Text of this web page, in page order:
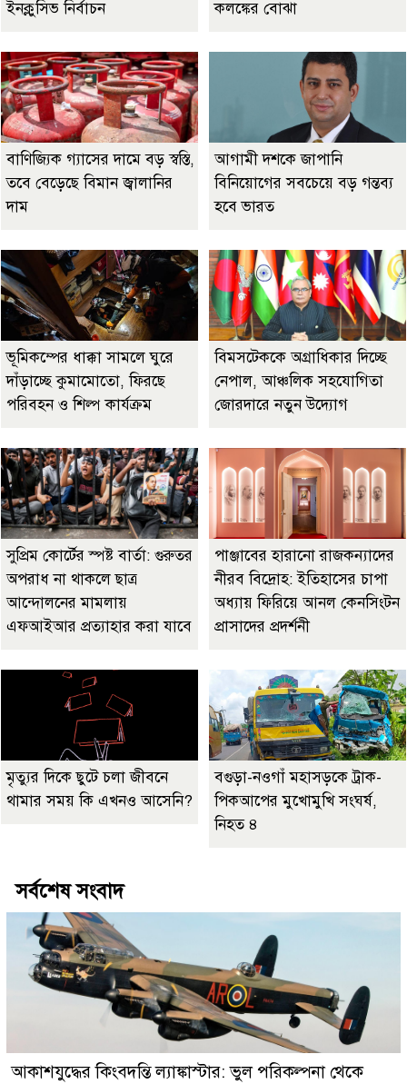
ইনক্লুসিভ নির্বাচন কলঙ্কের বোঝা
বাণিজ্যিক গ্যাসের দামে বড় স্বস্তি,
তবে বেড়েছে বিমান জ্বালানির
দাম
আগামী দশকে জাপানি
বিনিয়োগের সবচেয়ে বড় গন্তব্য
হবে ভারত
ভূমিকম্পের ধাক্কা সামলে ঘুরে
দাঁড়াচ্ছে কুমামোতো, ফিরছে
পরিবহন ও শিল্প কার্যক্রম
বিমসটেককে অগ্রাধিকার দিচ্ছে
নেপাল, আঞ্চলিক সহযোগিতা
জোরদারে নতুন উদ্যোগ
সুপ্রিম কোর্টের স্পষ্ট বার্তা: গুরুতর
অপরাধ না থাকলে ছাত্র
আন্দোলনের মামলায়
এফআইআর প্রত্যাহার করা যাবে
পাঞ্জাবের হারানো রাজকন্যাদের
নীরব বিদ্রোহ: ইতিহাসের চাপা
অধ্যায় ফিরিয়ে আনল কেনসিংটন
প্রাসাদের প্রদর্শনী
মৃত্যুর দিকে ছুটে চলা জীবনে
থামার সময় কি এখনও আসেনি?
বগুড়া-নওগাঁ মহাসড়কে ট্রাক-
পিকআপের মুখোমুখি সংঘর্ষ,
নিহত ৪
সর্বশেষ সংবাদ
আকাশযুদ্ধের কিংবদন্তি ল্যাঙ্কাস্টার: ভুল পরিকল্পনা থেকে